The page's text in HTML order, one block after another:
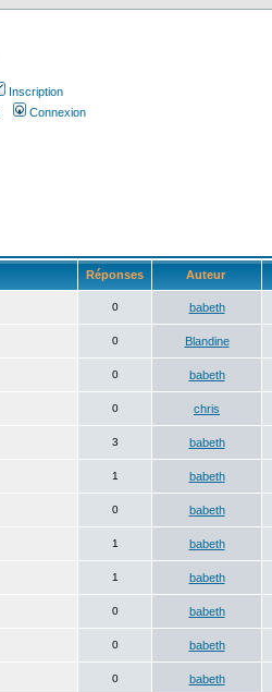
Inscription
Connexion
Réponses Auteur
0 babeth
0 Blandine
0 babeth
0 chris
3 babeth
1 babeth
0 babeth
1 babeth
1 babeth
0 babeth
0 babeth
0 babeth